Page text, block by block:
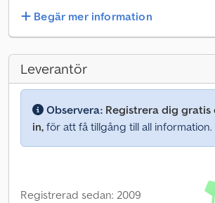
Begär mer information
Leverantör
Observera: Registrera dig
in, för att få tillgång till all information.
Registrerad sedan: 2009